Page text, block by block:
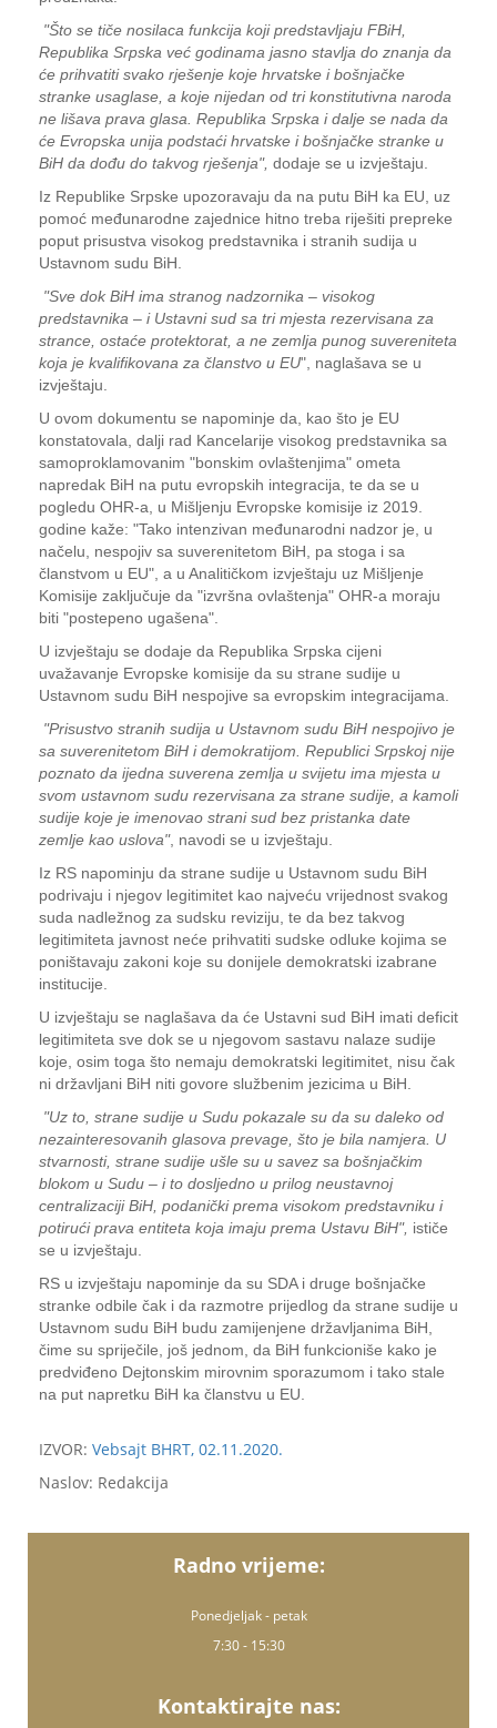
"Što se tiče nosilaca funkcija koji predstavljaju FBiH,
Republika Srpska već godinama jasno stavlja do znanja da
će prihvatiti svako rješenje koje hrvatske i bošnjačke
stranke usaglase, a koje nijedan od tri konstitutivna naroda
ne lišava prava glasa. Republika Srpska i dalje se nada da
će Evropska unija podstaći hrvatske i bošnjačke stranke u
BiH da dođu do takvog rješenja", dodaje se u izvještaju.
Iz Republike Srpske upozoravaju da na putu BiH ka EU, uz
pomoć međunarodne zajednice hitno treba riješiti prepreke
poput prisustva visokog predstavnika i stranih sudija u
Ustavnom sudu BiH.
"Sve dok BiH ima stranog nadzornika – visokog
predstavnika – i Ustavni sud sa tri mjesta rezervisana za
strance, ostaće protektorat, a ne zemlja punog suvereniteta
koja je kvalifikovana za članstvo u EU", naglašava se u
izvještaju.
U ovom dokumentu se napominje da, kao što je EU
konstatovala, dalji rad Kancelarije visokog predstavnika sa
samoproklamovanim "bonskim ovlaštenjima" ometa
napredak BiH na putu evropskih integracija, te da se u
pogledu OHR-a, u Mišljenju Evropske komisije iz 2019.
godine kaže: "Tako intenzivan međunarodni nadzor je, u
načelu, nespojiv sa suverenitetom BiH, pa stoga i sa
članstvom u EU", a u Analitičkom izvještaju uz Mišljenje
Komisije zaključuje da "izvršna ovlaštenja" OHR-a moraju
biti "postepeno ugašena".
U izvještaju se dodaje da Republika Srpska cijeni
uvažavanje Evropske komisije da su strane sudije u
Ustavnom sudu BiH nespojive sa evropskim integracijama.
"Prisustvo stranih sudija u Ustavnom sudu BiH nespojivo je
sa suverenitetom BiH i demokratijom. Republici Srpskoj nije
poznato da ijedna suverena zemlja u svijetu ima mjesta u
svom ustavnom sudu rezervisana za strane sudije, a kamoli
sudije koje je imenovao strani sud bez pristanka date
zemlje kao uslova", navodi se u izvještaju.
Iz RS napominju da strane sudije u Ustavnom sudu BiH
podrivaju i njegov legitimitet kao najveću vrijednost svakog
suda nadležnog za sudsku reviziju, te da bez takvog
legitimiteta javnost neće prihvatiti sudske odluke kojima se
poništavaju zakoni koje su donijele demokratski izabrane
institucije.
U izvještaju se naglašava da će Ustavni sud BiH imati deficit
legitimiteta sve dok se u njegovom sastavu nalaze sudije
koje, osim toga što nemaju demokratski legitimitet, nisu čak
ni državljani BiH niti govore službenim jezicima u BiH.
"Uz to, strane sudije u Sudu pokazale su da su daleko od
nezainteresovanih glasova prevage, što je bila namjera. U
stvarnosti, strane sudije ušle su u savez sa bošnjačkim
blokom u Sudu – i to dosljedno u prilog neustavnoj
centralizaciji BiH, podanički prema visokom predstavniku i
potirući prava entiteta koja imaju prema Ustavu BiH", ističe
se u izvještaju.
RS u izvještaju napominje da su SDA i druge bošnjačke
stranke odbile čak i da razmotre prijedlog da strane sudije u
Ustavnom sudu BiH budu zamijenjene državljanima BiH,
čime su spriječile, još jednom, da BiH funkcioniše kako je
predviđeno Dejtonskim mirovnim sporazumom i tako stale
na put napretku BiH ka članstvu u EU.
IZVOR: Vebsajt BHRT, 02.11.2020.
Naslov: Redakcija
Radno vrijeme:
Ponedjeljak - petak
7:30 - 15:30
Kontaktirajte nas: